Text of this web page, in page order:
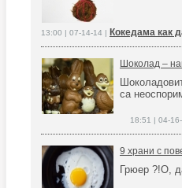
13:00 | 07-14-14 | Кокедама как
Шоколад –
са
18:51 | 04-
9 храни с
Грюер ?!О,